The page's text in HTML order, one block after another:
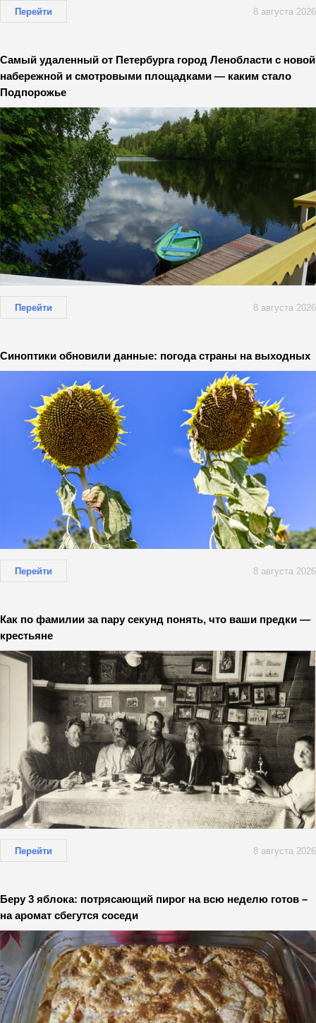
Перейти 8 августа 2026
Самый удаленный от Петербурга город Ленобласти с новой
набережной и смотровыми площадками — каким стало
Подпорожье
Перейти 8 августа 2026
Синоптики обновили данные: погода страны на выходных
Перейти 8 августа 2026
Как по фамилии за пару секунд понять, что ваши предки —
крестьяне
Перейти 8 августа 2026
Беру 3 яблока: потрясающий пирог на всю неделю готов –
на аромат сбегутся соседи